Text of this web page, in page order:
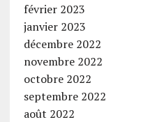
février 2023
janvier 2023
décembre 2022
novembre 2022
octobre 2022
septembre 2022
août 2022